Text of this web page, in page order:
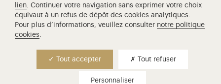
Contact presse
Académie équestre nationale du domaine de Versailles
Campus Versailles
lien. Continuer votre navigation sans exprimer votre choix
équivaut à un refus de dépôt des cookies analytiques.
Pour plus d’informations, veuillez consulter notre politique
cookies.
Tout accepter Tout refuser
Personnaliser